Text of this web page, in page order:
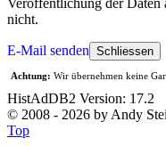
nicht.
E-Mail senden Schliessen
Achtung: Wir übernehmen keine
HistAdDB2 Version: 17.2
© 2008 - 2026 by Andy
Top